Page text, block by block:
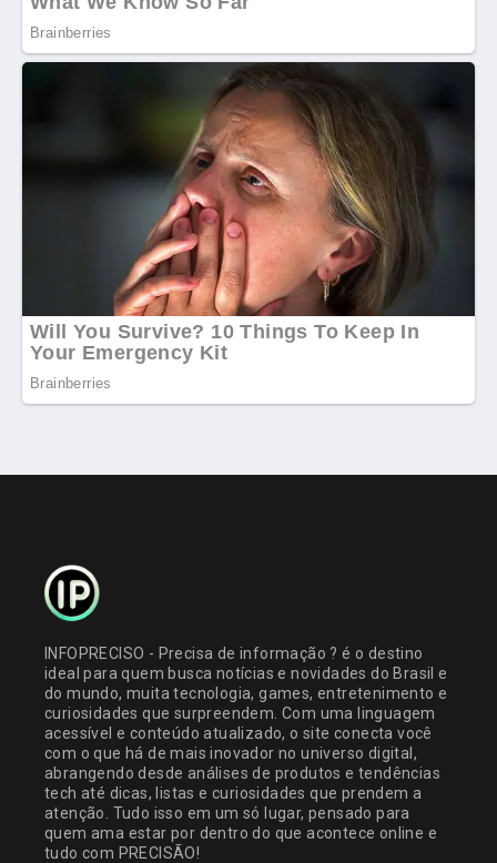
INFOPRECISO - Precisa de informação ? é o destino
ideal para quem busca notícias e novidades do Brasil e
do mundo, muita tecnologia, games, entretenimento e
curiosidades que surpreendem. Com uma linguagem
acessível e conteúdo atualizado, o site conecta você
com o que há de mais inovador no universo digital,
abrangendo desde análises de produtos e tendências
tech até dicas, listas e curiosidades que prendem a
atenção. Tudo isso em um só lugar, pensado para
quem ama estar por dentro do que acontece online e
tudo com PRECISÃO!